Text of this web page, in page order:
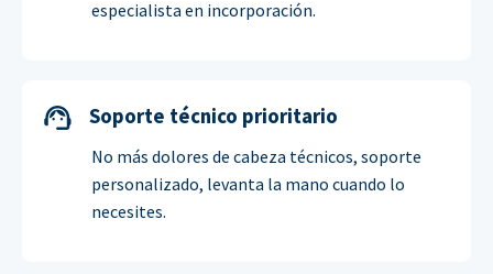
especialista en incorporación.
Soporte técnico prioritario
No más dolores de cabeza técnicos, soporte
personalizado, levanta la mano cuando lo
necesites.